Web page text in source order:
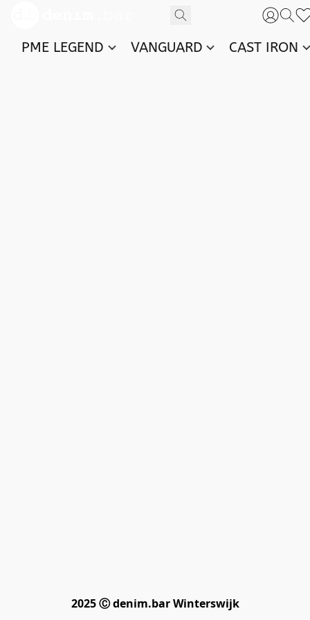
PME LEGEND VANGUARD CAST IRON
2025 Ⓒ denim.bar Winterswijk